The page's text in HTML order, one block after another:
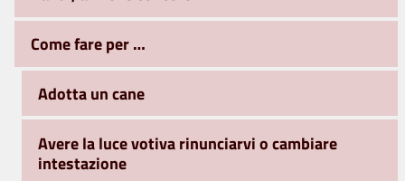
Come fare per …
Adotta un cane
Avere la luce votiva rinunciarvi o cambiare
intestazione